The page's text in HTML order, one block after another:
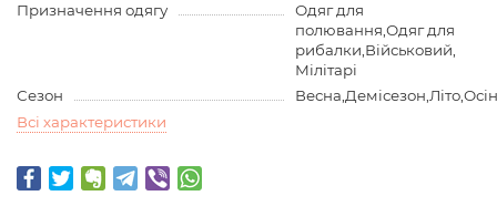
Призначення одягу
Одяг для
полювання,Одяг для
рибалки,Військовий,
Мілітарі
Сезон
Всі характеристики